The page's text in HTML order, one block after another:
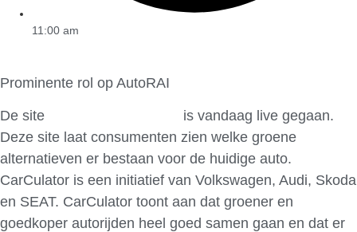
11:00 am
Prominente rol op AutoRAI
De site
is vandaag live gegaan.
Deze site laat consumenten zien welke groene
alternatieven er bestaan voor de huidige auto.
CarCulator is een initiatief van Volkswagen, Audi, Skoda
en SEAT. CarCulator toont aan dat groener en
goedkoper autorijden heel goed samen gaan en dat er